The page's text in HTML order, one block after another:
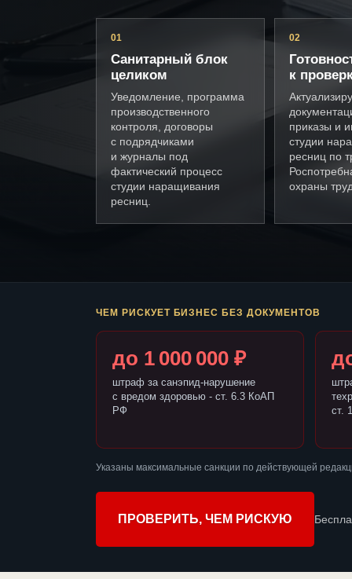
01
Санитарный блок
целиком
Уведомление, программа
производственного
контроля, договоры
с подрядчиками
и журналы под
фактический процесс
студии наращивания
ресниц.
02
к
приказы и
студии
ресниц по
охраны
ЧЕМ РИСКУЕТ БИЗНЕС БЕЗ ДОКУМЕНТОВ
до 1 000 000 ₽
штраф за санэпид-нарушение
с вредом здоровью - ст. 6.3 КоАП
РФ
ст.
Указаны максимальные санкции по действующей
ПРОВЕРИТЬ, ЧЕМ РИСКУЮ